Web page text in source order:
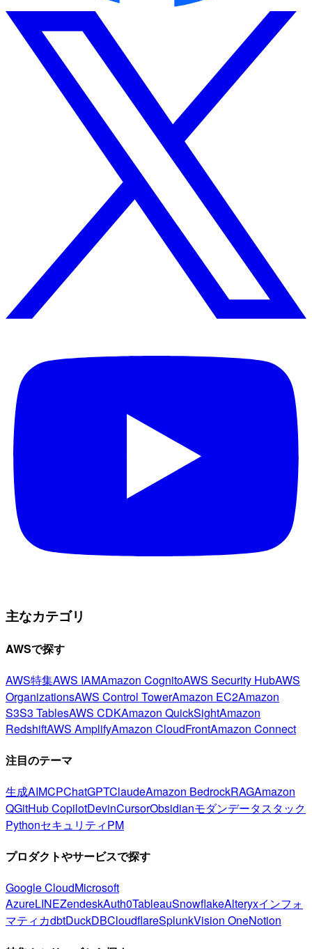
主なカテゴリ
AWSで探す
AWS特集AWS IAMAmazon CognitoAWS Security HubAWS
OrganizationsAWS Control TowerAmazon EC2Amazon
S3S3 TablesAWS CDKAmazon QuickSightAmazon
RedshiftAWS AmplifyAmazon CloudFrontAmazon Connect
注目のテーマ
生成AIMCPChatGPTClaudeAmazon BedrockRAGAmazon
QGitHub CopilotDevinCursorObsidianモダンデータスタック
PythonセキュリティPM
プロダクトやサービスで探す
Google CloudMicrosoft
AzureLINEZendeskAuth0TableauSnowflakeAlteryxインフォ
マティカdbtDuckDBCloudflareSplunkVision OneNotion